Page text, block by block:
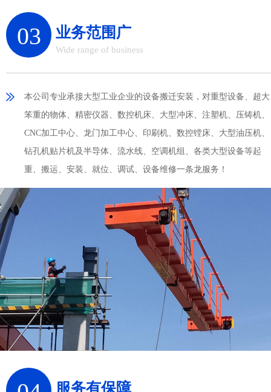
03 业务范围广
Wide range of business
本公司专业承接大型工业企业的设备搬迁安装，对重型设备、超大
笨重的物体、精密仪器、数控机床、大型冲床、注塑机、压铸机、
CNC加工中心、龙门加工中心、印刷机、数控镗床、大型油压机、
钻孔机贴片机及半导体、流水线、空调机组、各类大型设备等起
重、搬运、安装、就位、调试、设备维修一条龙服务！
服务有保障